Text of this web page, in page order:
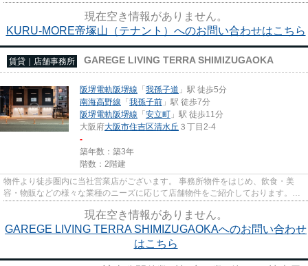
線を選ぶことができます。こちらの...
現在空き情報がありません。
KURU-MORE帝塚山（テナント）へのお問い合わせはこちら
賃貸｜店舗事務所 GAREGE LIVING TERRA SHIMIZUGAOKA
阪堺電軌阪堺線 「我孫子道 」駅 徒歩5分
南海高野線 「我孫子前 」駅 徒歩7分
阪堺電軌阪堺線 「安立町 」駅 徒歩11分
大阪府大阪市住吉区清水丘 ３丁目2-4
-
築年数：築3年
階数：2階建
物件より徒歩圏内に当社営業店がございます。 事務所物件をはじめ、飲食・美
容・物販などの様々な業種のニーズに応じて店舗物件をご紹介しております。
尚、弊社ではおとり広告は一切...
現在空き情報がありません。
GAREGE LIVING TERRA SHIMIZUGAOKAへのお問い合わせ
はこちら